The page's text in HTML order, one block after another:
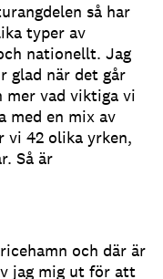
så har
typer av
nationellt. Jag
glad när det går
vad viktiga vi
med en mix av
vi 42 olika yrken,
Så är
och där är
jag mig ut för att